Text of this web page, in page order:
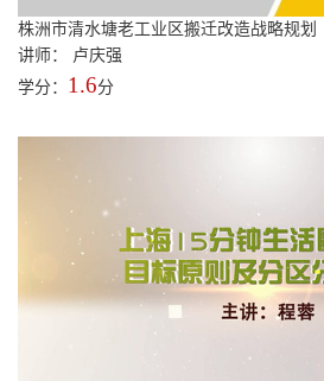
株洲市清水塘老工业区搬迁改造战略规划
讲师： 卢庆强
学分： 1.6分